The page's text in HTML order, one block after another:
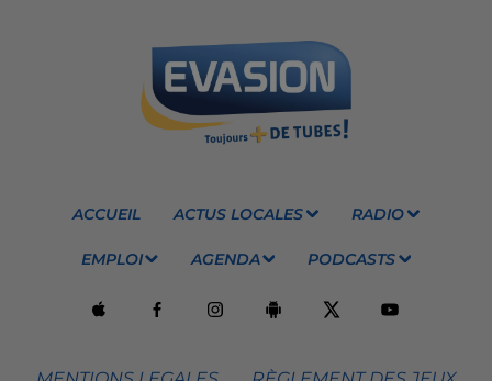
ACCUEIL ACTUS LOCALES RADIO
EMPLOI AGENDA PODCASTS